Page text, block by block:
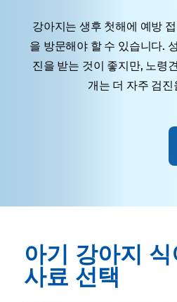
강아지는 생후 첫해에 예방
을 방문해야 할 수 있습니다.
진을 받는 것이 좋지만, 노령
개는 더 자주 검
아기 강아지
사료 선택